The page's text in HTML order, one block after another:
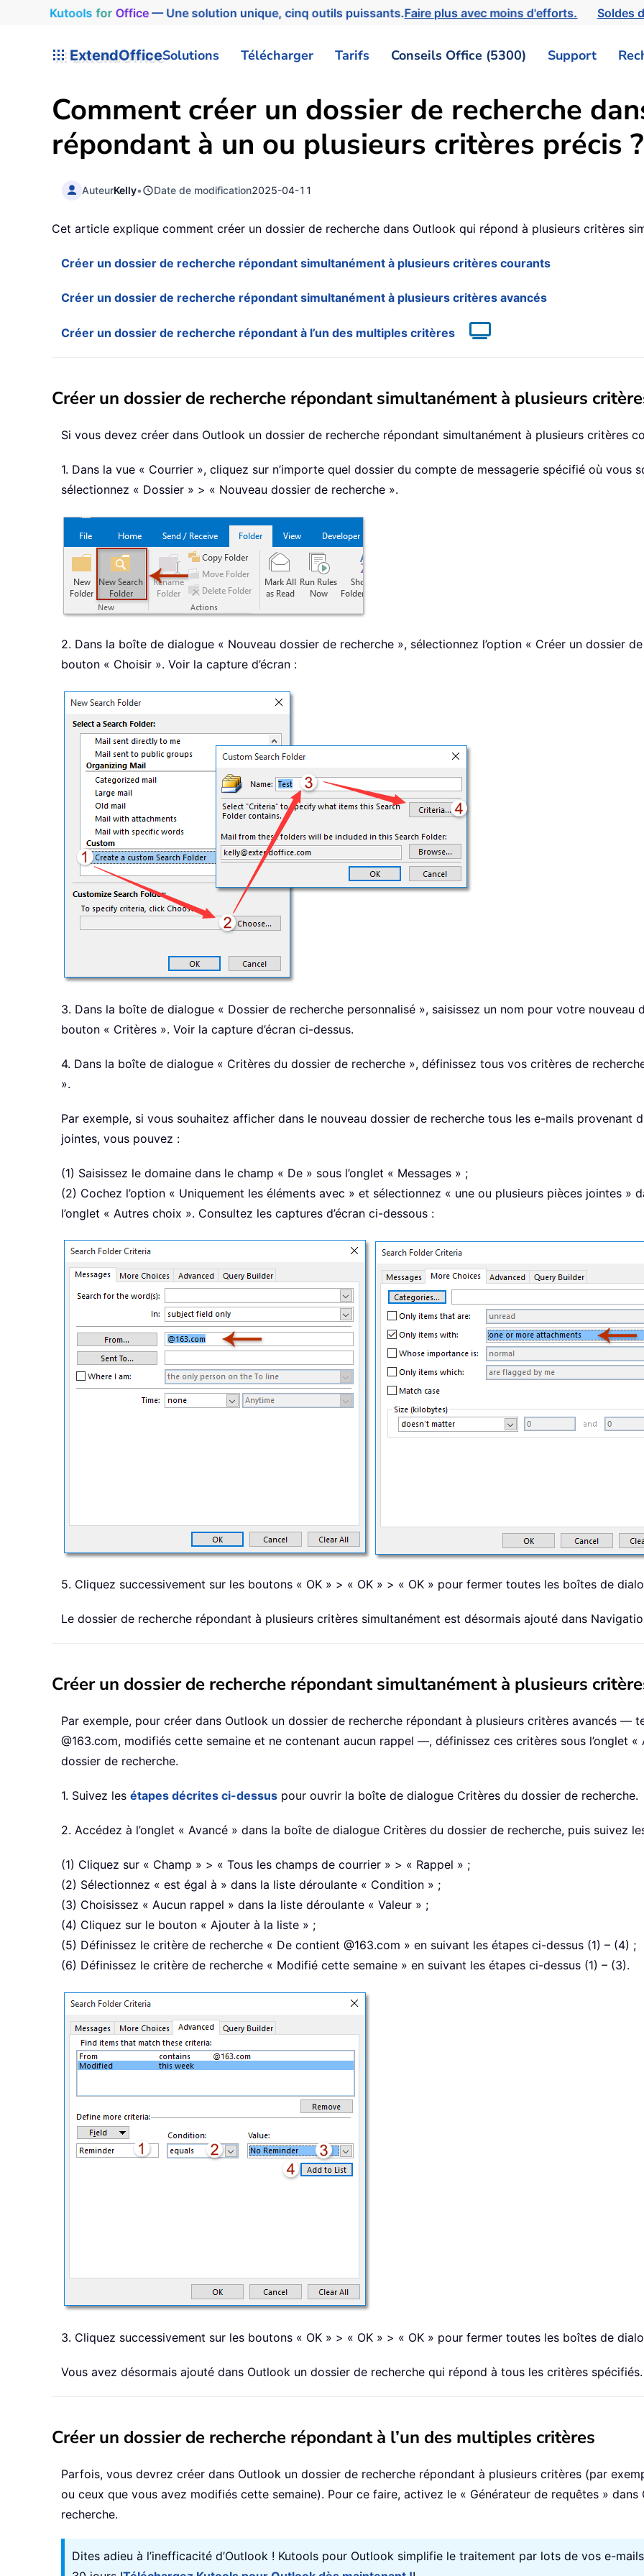
Kutools for Office— Une solution unique, cinq outils puissants.Faire plus avec moins d'efforts. Soldes
ExtendOfficeSolutions Télécharger Tarifs Conseils Office (5300) Support
Comment créer un dossier de recherche
répondant à un ou plusieurs critères précis ?
AuteurKelly• Date de modification2025-04-11
Cet article explique comment créer un dossier de recherche dans Outlook qui répond à plusieurs critères
Créer un dossier de recherche répondant simultanément à plusieurs critères courants
Créer un dossier de recherche répondant simultanément à plusieurs critères avancés
Créer un dossier de recherche répondant à l’un des multiples critères
Créer un dossier de recherche répondant simultanément à plusieurs
Si vous devez créer dans Outlook un dossier de recherche répondant simultanément à plusieurs critères
1. Dans la vue « Courrier », cliquez sur n’importe quel dossier du compte de messagerie spécifié où vous
sélectionnez « Dossier » > « Nouveau dossier de recherche ».
2. Dans la boîte de dialogue « Nouveau dossier de recherche », sélectionnez l’option « Créer un dossier
bouton « Choisir ». Voir la capture d’écran :
3. Dans la boîte de dialogue « Dossier de recherche personnalisé », saisissez un nom pour votre
bouton « Critères ». Voir la capture d’écran ci-dessus.
4. Dans la boîte de dialogue « Critères du dossier de recherche », définissez tous vos critères de
».
Par exemple, si vous souhaitez afficher dans le nouveau dossier de recherche tous les e-mails provenant
jointes, vous pouvez :
(1) Saisissez le domaine dans le champ « De » sous l’onglet « Messages » ;
(2) Cochez l’option « Uniquement les éléments avec » et sélectionnez « une ou plusieurs pièces jointes »
l’onglet « Autres choix ». Consultez les captures d’écran ci-dessous :
5. Cliquez successivement sur les boutons « OK » > « OK » > « OK » pour fermer toutes les boîtes de
Le dossier de recherche répondant à plusieurs critères simultanément est désormais ajouté dans
Créer un dossier de recherche répondant simultanément à plusieurs
Par exemple, pour créer dans Outlook un dossier de recherche répondant à plusieurs critères avancés —
@163.com, modifiés cette semaine et ne contenant aucun rappel —, définissez ces critères sous l’onglet
dossier de recherche.
1. Suivez les étapes décrites ci-dessus pour ouvrir la boîte de dialogue Critères du dossier de recherche.
2. Accédez à l’onglet « Avancé » dans la boîte de dialogue Critères du dossier de recherche, puis suivez
(1) Cliquez sur « Champ » > « Tous les champs de courrier » > « Rappel » ;
(2) Sélectionnez « est égal à » dans la liste déroulante « Condition » ;
(3) Choisissez « Aucun rappel » dans la liste déroulante « Valeur » ;
(4) Cliquez sur le bouton « Ajouter à la liste » ;
(5) Définissez le critère de recherche « De contient @163.com » en suivant les étapes ci-dessus (1) – (4) ;
(6) Définissez le critère de recherche « Modifié cette semaine » en suivant les étapes ci-dessus (1) – (3).
3. Cliquez successivement sur les boutons « OK » > « OK » > « OK » pour fermer toutes les boîtes de
Vous avez désormais ajouté dans Outlook un dossier de recherche qui répond à tous les critères spécifiés.
Créer un dossier de recherche répondant à l’un des multiples critères
Parfois, vous devrez créer dans Outlook un dossier de recherche répondant à plusieurs critères (par
ou ceux que vous avez modifiés cette semaine). Pour ce faire, activez le « Générateur de requêtes »
recherche.
Dites adieu à l’inefficacité d’Outlook ! Kutools pour Outlook simplifie le traitement par lots de vos e-